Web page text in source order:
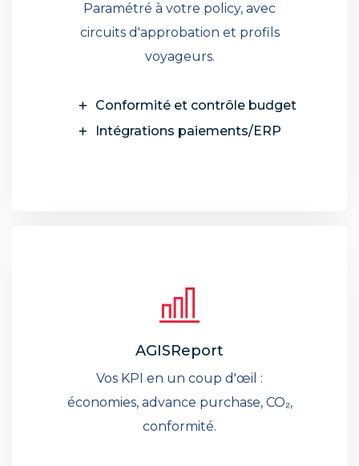
Paramétré à votre policy, avec
circuits d'approbation et profils
voyageurs.
Conformité et contrôle budget
Intégrations paiements/ERP
AGISReport
Vos KPI en un coup d'œil :
économies, advance purchase, CO₂,
conformité.